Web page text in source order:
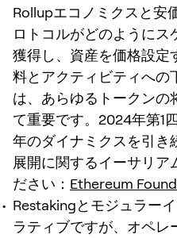
Rollupエコノミクスと安
ロトコルがどのようにス
獲得し、資産を価格設定
料とアクティビティへの
は、あらゆるトークンの
て重要です。2024年第1
年のダイナミクスを引き
展開に関するイーサリア
ださい： Ethereum
Restakingとモジュラー
ラティブですが、オペレ